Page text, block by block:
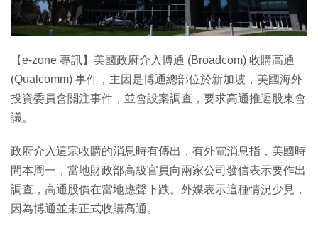
【e-zone 專訊】美國政府介入博通 (Broadcom) 收購高通
(Qualcomm) 事件，主因是博通總部位於新加坡，美國海外
投資委員會關注事件，並會設案調查，要求高通推遲股東會
議。
政府介入這宗收購的消息時有傳出，有外電消息指，美國時
間本周一，當地財政部高級官員向兩家公司發信表示要作出
調查，高通股價在當地應聲下跌。外媒表示這種情況少見，
因為博通並未正式收購高通。